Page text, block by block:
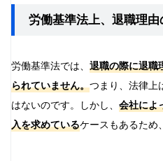
会社と自分の将来のため
労働基準法上、退職理
労働基準法では、 退職の際に退職
られていません。つまり、法律上
はないのです。しかし、 会社によ
入を求めているケースもあるため